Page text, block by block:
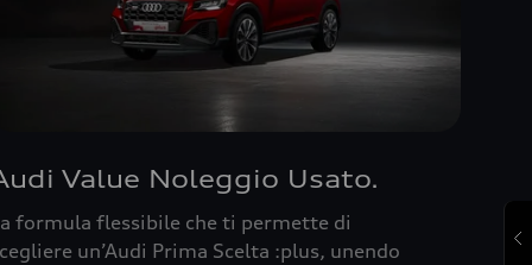
Value Noleggio Usato.
formula flessibile che ti permette di
un’Audi Prima Scelta :plus, unendo